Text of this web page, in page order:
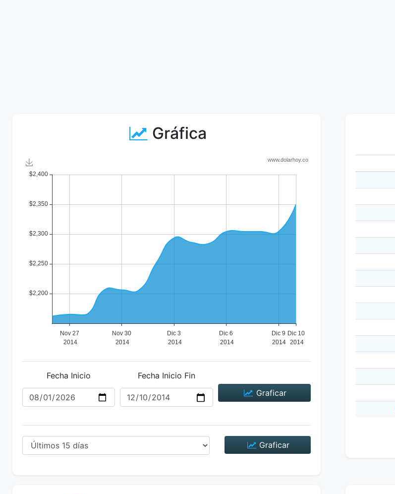
Gráfica
Fecha Inicio
Fecha Inicio Fin
Graficar
Graficar